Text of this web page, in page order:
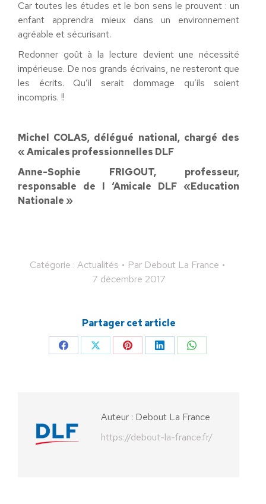
Car toutes les études et le bon sens le prouvent : un
enfant apprendra mieux dans un environnement
agréable et sécurisant.
Redonner goût à la lecture devient une nécessité
impérieuse. De nos grands écrivains, ne resteront que
les écrits. Qu’il serait dommage qu’ils soient
incompris. !!
Michel COLAS, délégué national, chargé des
« Amicales professionnelles DLF
Anne-Sophie FRIGOUT, professeur,
responsable de l ‘Amicale DLF «Education
Nationale »
Catégorie : Actualités Par Debout La France
7 décembre 2017
Partager cet article
PartagerPartagerPartagerPartagerPartager
Auteur : Debout La France
https://debout-la-france.fr/